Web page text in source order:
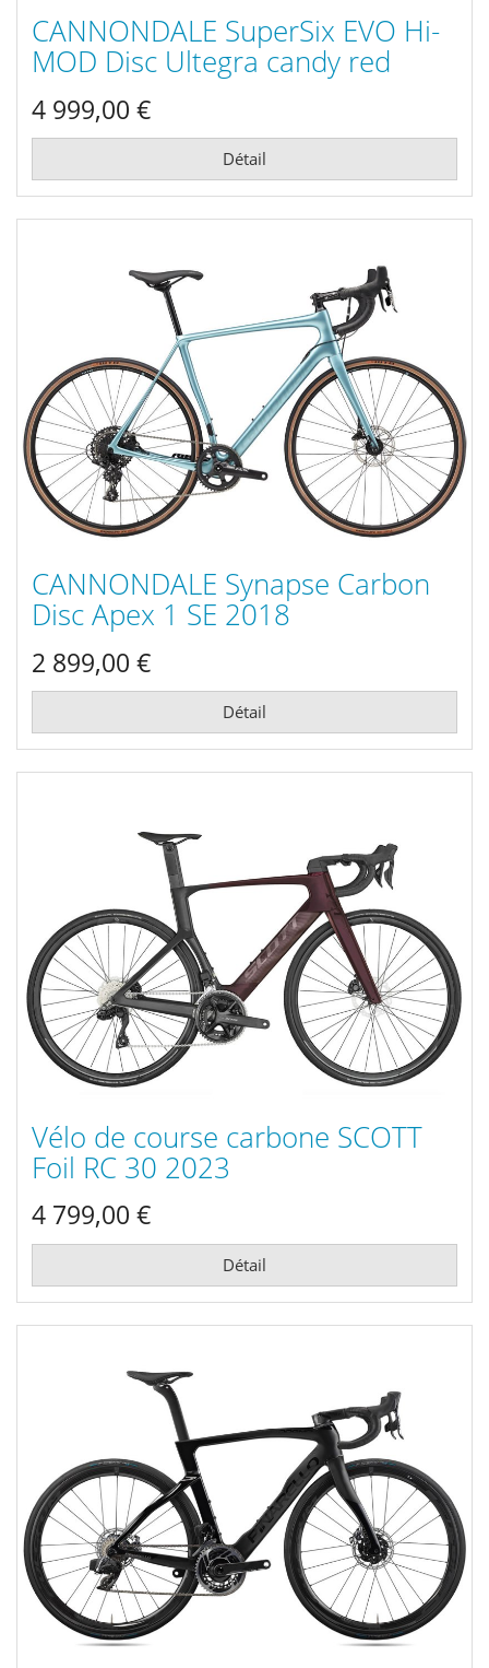
CANNONDALE SuperSix EVO Hi-
MOD Disc Ultegra candy red
2021
4 999,00 €
Détail
CANNONDALE Synapse Carbon
Disc Apex 1 SE 2018
2 899,00 €
Détail
Vélo de course carbone SCOTT
Foil RC 30 2023
4 799,00 €
Détail